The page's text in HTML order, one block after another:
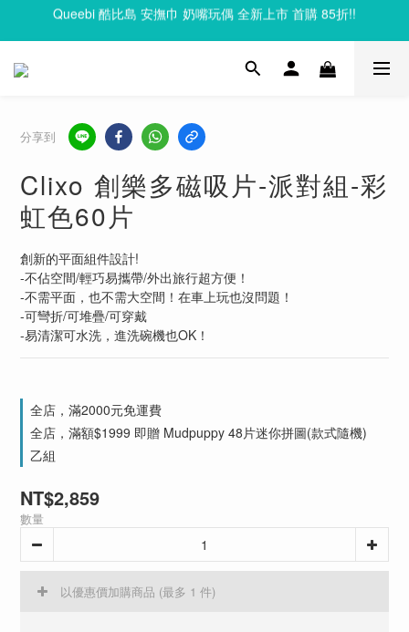
Clixo 磁力片83折起，滿額再贈禮
Queebi 酷比島 安撫巾 奶嘴玩偶 全新上市 首購 85折!!
Clixo 磁力片83折起，滿額再贈禮
分享到
Clixo 創樂多磁吸片-派對組-彩
虹色60片
創新的平面組件設計!
-不佔空間/輕巧易攜帶/外出旅行超方便！
-不需平面，也不需大空間！在車上玩也沒問題！
-可彎折/可堆疊/可穿戴
-易清潔可水洗，進洗碗機也OK！
全店，滿2000元免運費
全店，滿額$1999 即贈 Mudpuppy 48片迷你拼圖(款式隨機)
乙組
NT$2,859
數量
以優惠價加購商品 (最多 1 件)